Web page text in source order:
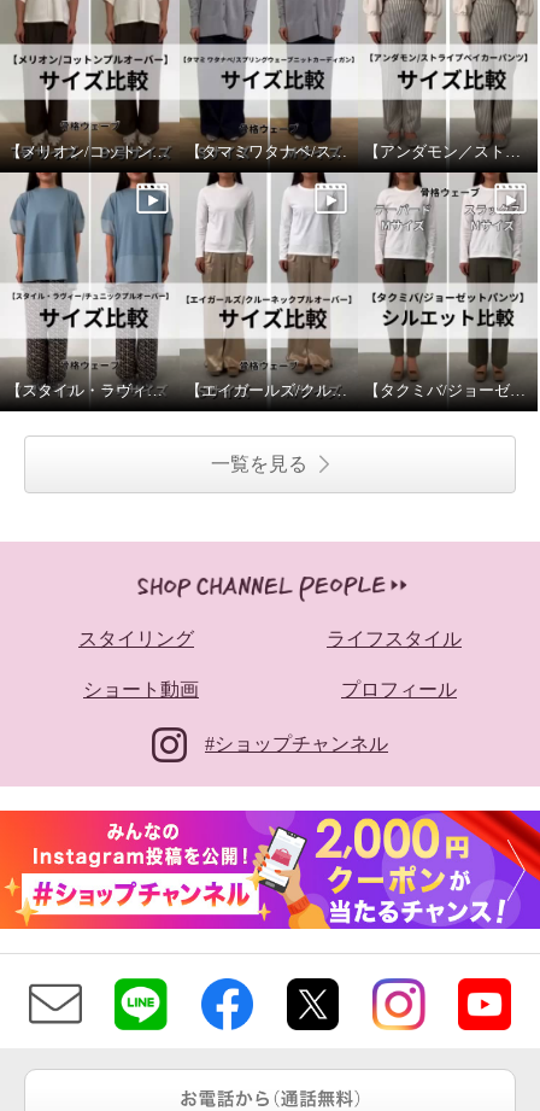
【メリオン/コットンプルオーバー】サイズ比較 【タマミワタナベ/スプリングウェーブニットカーディガン】サイズ比較 【アンダモン／ストライプベイカーパンツ】サイズ比較
【スタイル・ラヴィー/チュニックプルオーバー】サイズ比較 【エイガールズ/クルーネックプルオーバー】サイズ比較 【タクミバ/ジョーゼットパンツ】シルエット比較
一覧を見る
スタイリング ライフスタイル
ショート動画 プロフィール
#ショップチャンネル